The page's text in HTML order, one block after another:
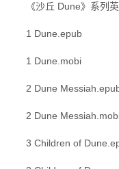
《沙丘 Dune》系列
1 Dune.epub
1 Dune.mobi
2 Dune
2 Dune
3 Children of